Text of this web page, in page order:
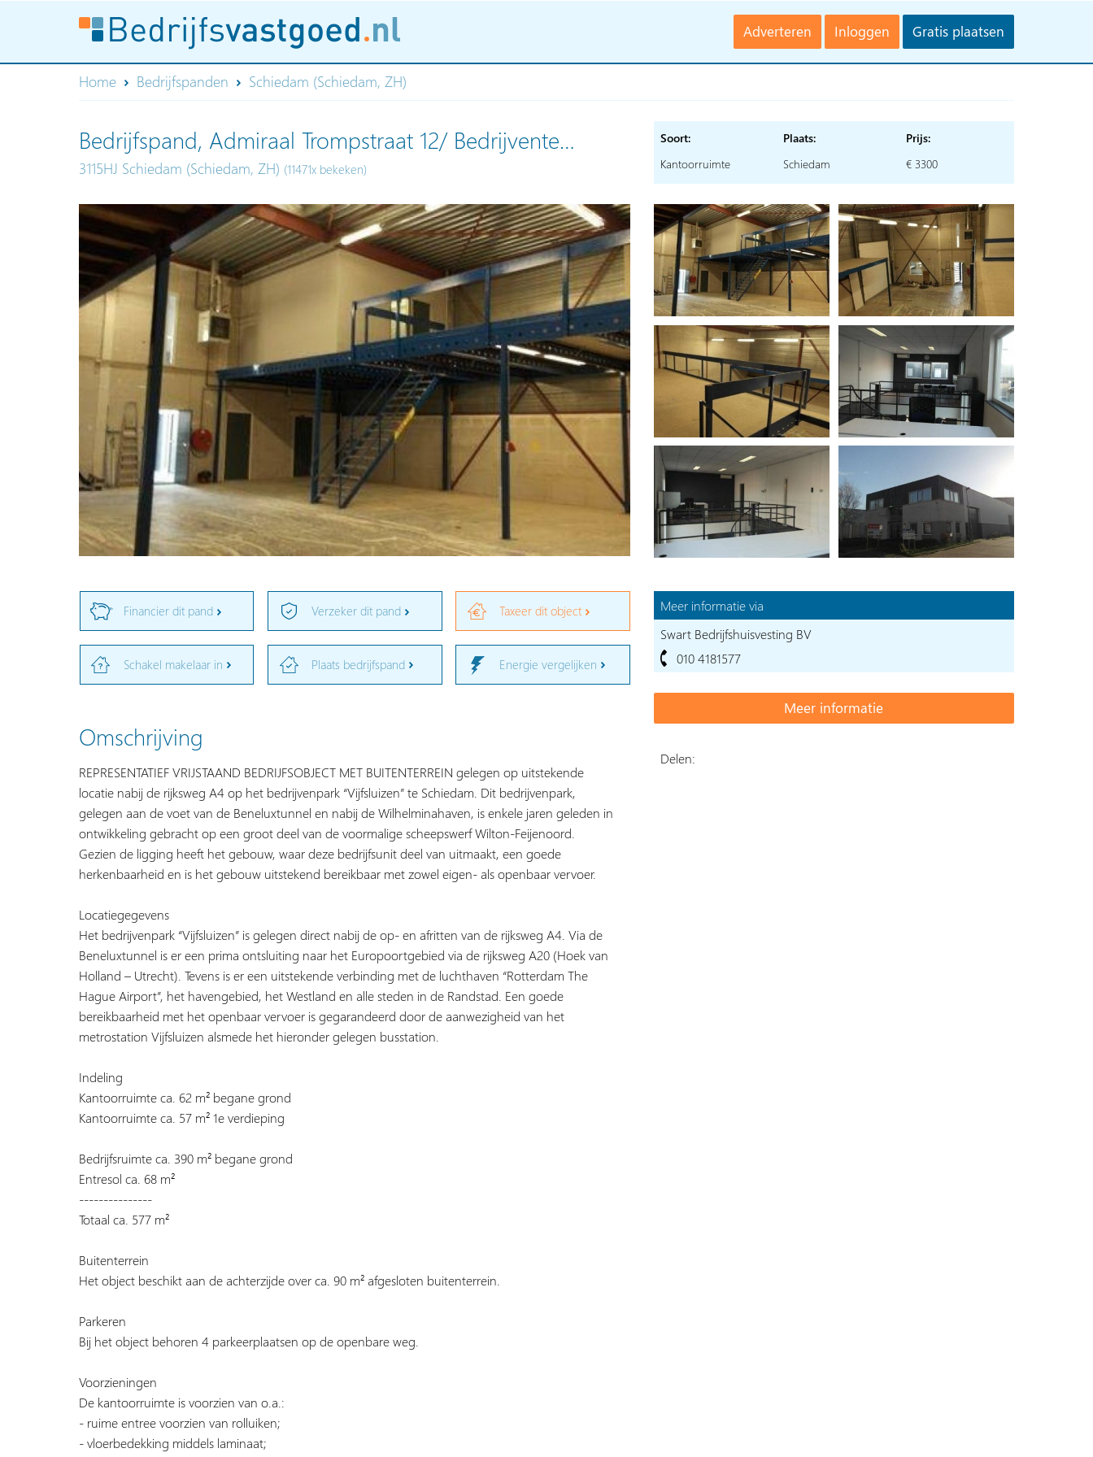
Adverteren Inloggen Gratis plaatsen
Home Bedrijfspanden Schiedam (Schiedam, ZH)
Bedrijfspand, Admiraal Trompstraat 12/ Bedrijvente…
3115HJ Schiedam (Schiedam, ZH) (11471x bekeken)
Financier dit pand Verzeker dit pand Taxeer dit object
Schakel makelaar in Plaats bedrijfspand Energie vergelijken
Omschrijving
REPRESENTATIEF VRIJSTAAND BEDRIJFSOBJECT MET BUITENTERREIN gelegen op uitstekende
locatie nabij de rijksweg A4 op het bedrijvenpark “Vijfsluizen” te Schiedam. Dit bedrijvenpark,
gelegen aan de voet van de Beneluxtunnel en nabij de Wilhelminahaven, is enkele jaren geleden in
ontwikkeling gebracht op een groot deel van de voormalige scheepswerf Wilton-Feijenoord.
Gezien de ligging heeft het gebouw, waar deze bedrijfsunit deel van uitmaakt, een goede
herkenbaarheid en is het gebouw uitstekend bereikbaar met zowel eigen- als openbaar vervoer.
Locatiegegevens
Het bedrijvenpark “Vijfsluizen” is gelegen direct nabij de op- en afritten van de rijksweg A4. Via de
Beneluxtunnel is er een prima ontsluiting naar het Europoortgebied via de rijksweg A20 (Hoek van
Holland – Utrecht). Tevens is er een uitstekende verbinding met de luchthaven “Rotterdam The
Hague Airport”, het havengebied, het Westland en alle steden in de Randstad. Een goede
bereikbaarheid met het openbaar vervoer is gegarandeerd door de aanwezigheid van het
metrostation Vijfsluizen alsmede het hieronder gelegen busstation.
Indeling
Kantoorruimte ca. 62 m² begane grond
Kantoorruimte ca. 57 m² 1e verdieping
Bedrijfsruimte ca. 390 m² begane grond
Entresol ca. 68 m²
---------------
Totaal ca. 577 m²
Buitenterrein
Het object beschikt aan de achterzijde over ca. 90 m² afgesloten buitenterrein.
Parkeren
Bij het object behoren 4 parkeerplaatsen op de openbare weg.
Voorzieningen
De kantoorruimte is voorzien van o.a.:
- ruime entree voorzien van rolluiken;
- vloerbedekking middels laminaat;
Soort:
Kantoorruimte
Plaats:
Schiedam
Prijs:
€ 3300
Meer informatie via
Swart Bedrijfshuisvesting BV
010 4181577
Delen: